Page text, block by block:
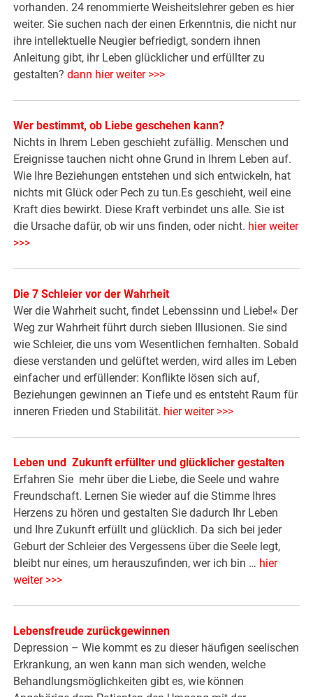
vorhanden. 24 renommierte Weisheitslehrer geben es hier
weiter. Sie suchen nach der einen Erkenntnis, die nicht nur
ihre intellektuelle Neugier befriedigt, sondern ihnen
Anleitung gibt, ihr Leben glücklicher und erfüllter zu
gestalten?dann hier weiter >>>
Wer bestimmt, ob Liebe geschehen kann?
Nichts in Ihrem Leben geschieht zufällig. Menschen und
Ereignisse tauchen nicht ohne Grund in Ihrem Leben auf.
Wie Ihre Beziehungen entstehen und sich entwickeln, hat
nichts mit Glück oder Pech zu tun.Es geschieht, weil eine
Kraft dies bewirkt. Diese Kraft verbindet uns alle. Sie ist
die Ursache dafür, ob wir uns finden, oder nicht. hier weiter
>>>
Die 7 Schleier vor der Wahrheit
Wer die Wahrheit sucht, findet Lebenssinn und Liebe!« Der
Weg zur Wahrheit führt durch sieben Illusionen. Sie sind
wie Schleier, die uns vom Wesentlichen fernhalten. Sobald
diese verstanden und gelüftet werden, wird alles im Leben
einfacher und erfüllender: Konflikte lösen sich auf,
Beziehungen gewinnen an Tiefe und es entsteht Raum für
inneren Frieden und Stabilität. hier weiter >>>
Leben und Zukunft erfüllter und glücklicher gestalten
Erfahren Sie mehr über die Liebe, die Seele und wahre
Freundschaft. Lernen Sie wieder auf die Stimme Ihres
Herzens zu hören und gestalten Sie dadurch Ihr Leben
und Ihre Zukunft erfüllt und glücklich. Da sich bei jeder
Geburt der Schleier des Vergessens über die Seele legt,
bleibt nur eines, um herauszufinden, wer ich bin … hier
weiter >>>
Lebensfreude zurückgewinnen
Depression – Wie kommt es zu dieser häufigen seelischen
Erkrankung, an wen kann man sich wenden, welche
Behandlungsmöglichkeiten gibt es, wie können